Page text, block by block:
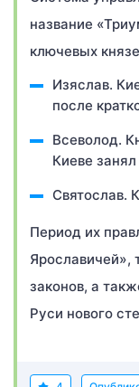
название
ключевых
Изяслав.
после
Всеволод.
Киеве
Святослав.
Период их
Ярославичей»,
законов, а
Руси нового